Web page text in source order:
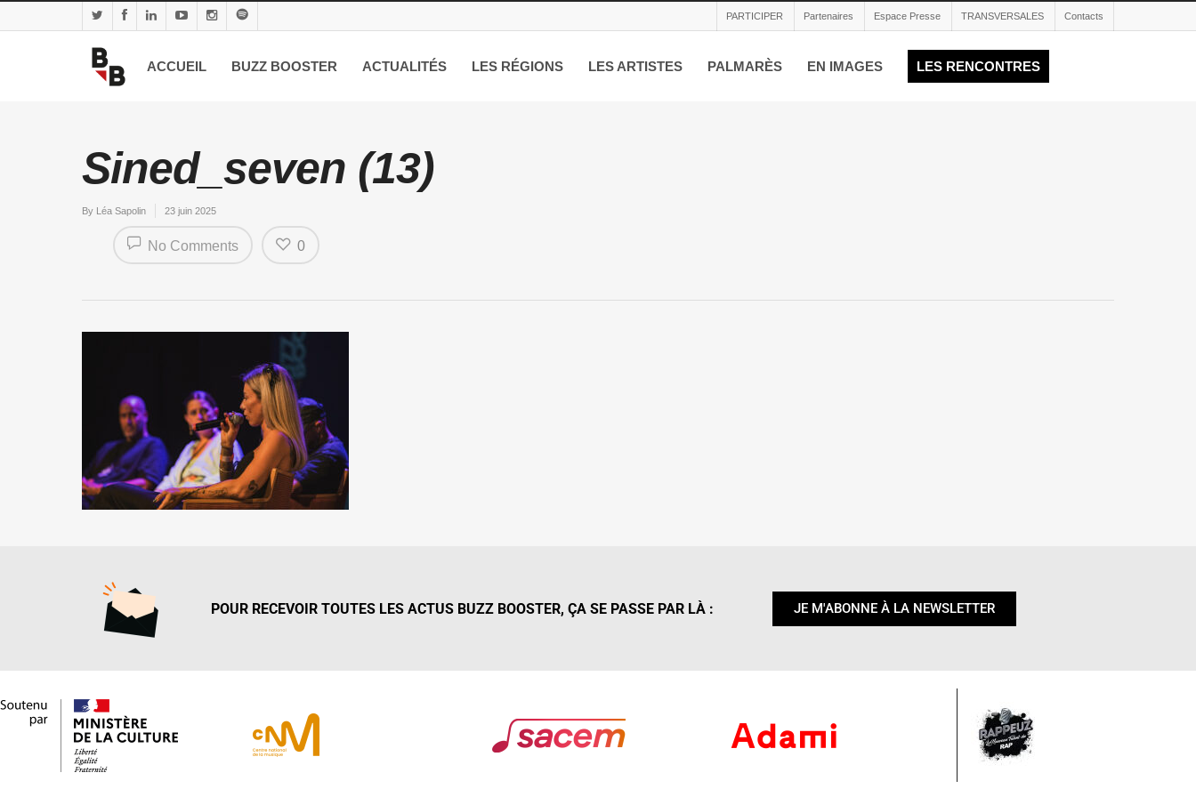
PARTICIPER Partenaires Espace Presse TRANSVERSALES Contacts
ACCUEIL BUZZ BOOSTER ACTUALITÉS LES RÉGIONS LES ARTISTES PALMARÈS EN IMAGES LES RENCONTRES
Sined_seven (13)
By Léa Sapolin 23 juin 2025
No Comments 0
POUR RECEVOIR TOUTES LES ACTUS BUZZ BOOSTER, ÇA SE PASSE PAR LÀ : JE M'ABONNE À LA NEWSLETTER